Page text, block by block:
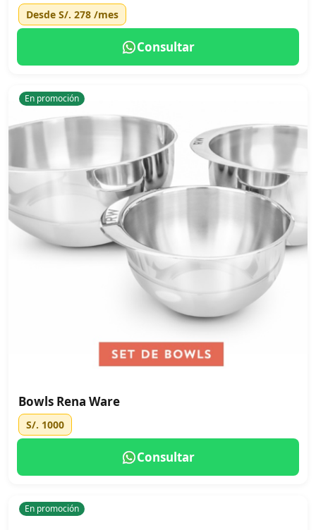
Desde S/. 278 /mes
Consultar
En promoción
Bowls Rena Ware
S/. 1000
Consultar
En promoción